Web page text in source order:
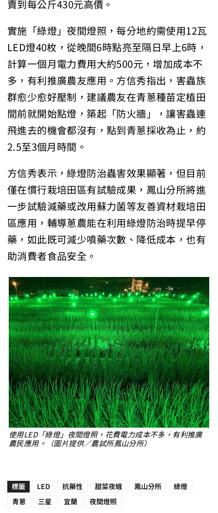
實施「綠燈」夜間燈照，每分地約需使用12瓦
LED燈40枚，從晚間6時點亮至隔日早上6時，
計算一個月電力費用大約500元，增加成本不
多，有利推廣農友應用。方信秀指出，害蟲族
群愈少愈好壓制，建議農友在青蔥種苗定植田
間前就開始點燈，築起「防火牆」，讓害蟲連
飛進去的機會都沒有，點到青蔥採收為止，約
2.5至3個月時間。
方信秀表示，綠燈防治蟲害效果顯著，但目前
僅在慣行栽培田區有試驗成果，鳳山分所將進
一步試驗減藥或改用蘇力菌等友善資材栽培田
區應用，輔導蔥農能在利用綠燈防治時提早停
藥，如此既可減少噴藥次數、降低成本，也有
助消費者食品安全。
使用LED「綠燈」夜間燈照，花費電力成本不多，有利推廣
農民應用。（圖片提供／農試所鳳山分所）
標籤 LED 抗藥性 甜菜夜蛾 鳳山分所 綠燈
青蔥 三星 宜蘭 夜間燈照